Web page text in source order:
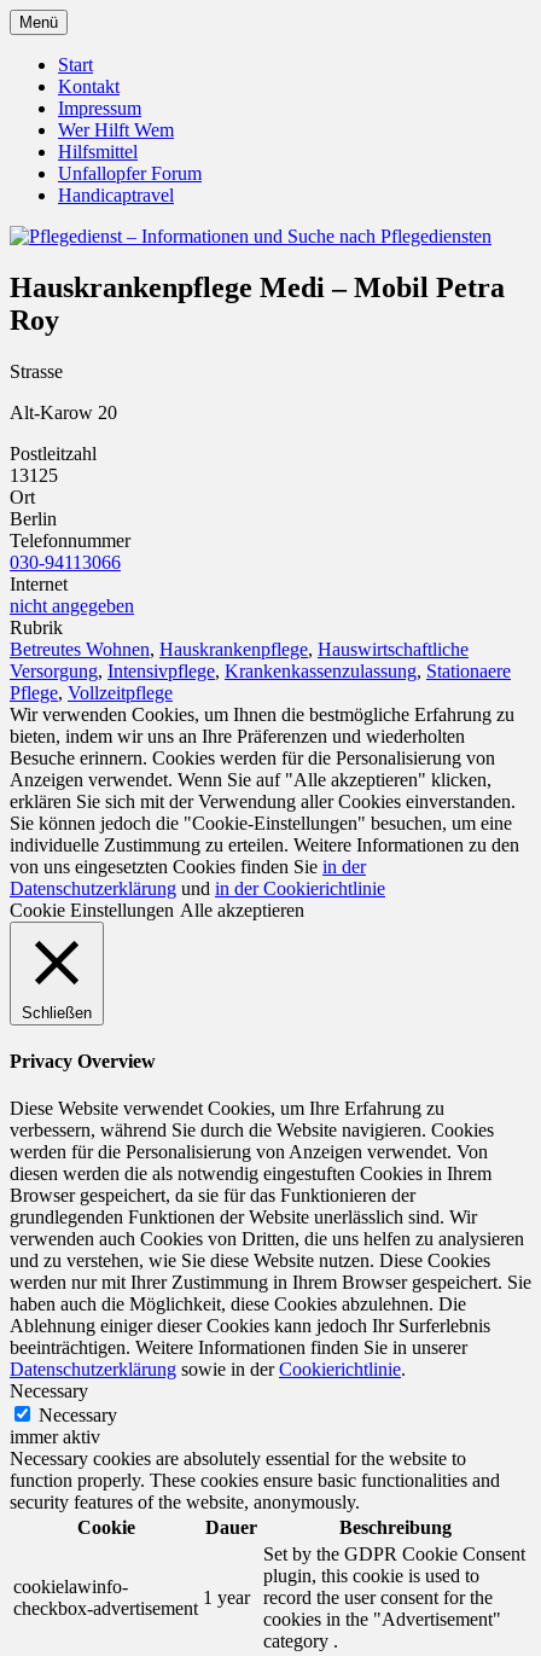
Zum
Inhalt
springen
Pflegedienst – Informationen
und Suche nach Pflegediensten
Unfallopfer – Hilfswerk
Menü
Start
Kontakt
Impressum
Wer Hilft Wem
Hilfsmittel
Unfallopfer Forum
Handicaptravel
Hauskrankenpflege Medi – Mobil Petra
Roy
Strasse
Alt-Karow 20
Postleitzahl
13125
Ort
Berlin
Telefonnummer
030-94113066
Internet
nicht angegeben
Rubrik
Betreutes Wohnen, Hauskrankenpflege, Hauswirtschaftliche
Versorgung, Intensivpflege, Krankenkassenzulassung, Stationaere
Pflege, Vollzeitpflege
Wir verwenden Cookies, um Ihnen die bestmögliche Erfahrung zu
bieten, indem wir uns an Ihre Präferenzen und wiederholten
Besuche erinnern. Cookies werden für die Personalisierung von
Anzeigen verwendet. Wenn Sie auf "Alle akzeptieren" klicken,
erklären Sie sich mit der Verwendung aller Cookies einverstanden.
Sie können jedoch die "Cookie-Einstellungen" besuchen, um eine
individuelle Zustimmung zu erteilen. Weitere Informationen zu den
von uns eingesetzten Cookies finden Sie in der
Datenschutzerklärung und in der Cookierichtlinie
Cookie Einstellungen Alle akzeptieren
Schließen
Privacy Overview
Diese Website verwendet Cookies, um Ihre Erfahrung zu
verbessern, während Sie durch die Website navigieren. Cookies
werden für die Personalisierung von Anzeigen verwendet. Von
diesen werden die als notwendig eingestuften Cookies in Ihrem
Browser gespeichert, da sie für das Funktionieren der
grundlegenden Funktionen der Website unerlässlich sind. Wir
verwenden auch Cookies von Dritten, die uns helfen zu analysieren
und zu verstehen, wie Sie diese Website nutzen. Diese Cookies
werden nur mit Ihrer Zustimmung in Ihrem Browser gespeichert. Sie
haben auch die Möglichkeit, diese Cookies abzulehnen. Die
Ablehnung einiger dieser Cookies kann jedoch Ihr Surferlebnis
beeinträchtigen. Weitere Informationen finden Sie in unserer
Datenschutzerklärung sowie in derCookierichtlinie.
Necessary
Necessary
immer aktiv
Necessary cookies are absolutely essential for the website to
function properly. These cookies ensure basic functionalities and
security features of the website, anonymously.
Cookie
Dauer Beschreibung
cookielawinfo-
checkbox-advertisement
1 year
Set by the GDPR Cookie Consent
plugin, this cookie is used to
record the user consent for the
cookies in the "Advertisement"
category .